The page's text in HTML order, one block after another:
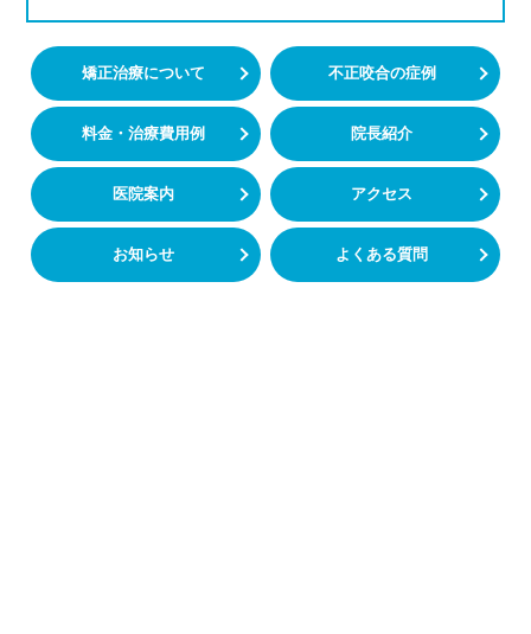
矯正治療について 不正咬合の症例
料金・治療費用例 院長紹介
医院案内 アクセス
お知らせ よくある質問